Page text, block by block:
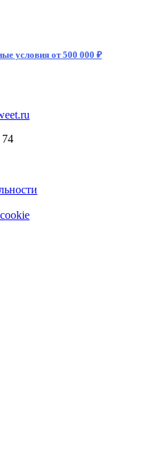
условия от 500 000 ₽